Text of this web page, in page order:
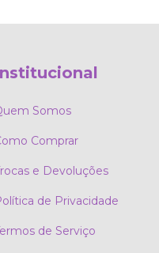
Somos
Comprar
e Devoluções
de Privacidade
de Serviço